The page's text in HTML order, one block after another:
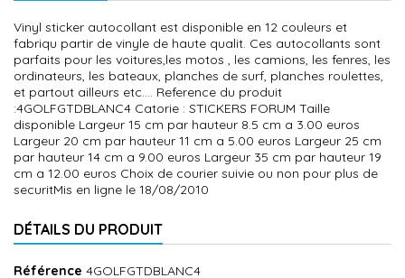
Vinyl sticker autocollant est disponible en 12 couleurs et
fabriqu partir de vinyle de haute qualit. Ces autocollants sont
parfaits pour les voitures,les motos , les camions, les fenres, les
ordinateurs, les bateaux, planches de surf, planches roulettes,
et partout ailleurs etc.... Reference du produit
:4GOLFGTDBLANC4 Catorie : STICKERS FORUM Taille
disponible Largeur 15 cm par hauteur 8.5 cm a 3.00 euros
Largeur 20 cm par hauteur 11 cm a 5.00 euros Largeur 25 cm
par hauteur 14 cm a 9.00 euros Largeur 35 cm par hauteur 19
cm a 12.00 euros Choix de courier suivie ou non pour plus de
securitMis en ligne le 18/08/2010
DÉTAILS DU PRODUIT
Référence 4GOLFGTDBLANC4